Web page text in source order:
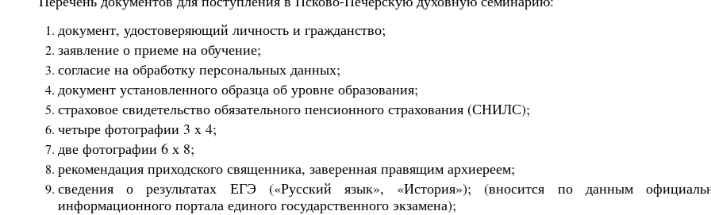
документ, удостоверяющий личность и гражданство;
заявление о приеме на обучение;
согласие на обработку персональных данных;
документ установленного образца об уровне образования;
страховое свидетельство обязательного пенсионного страхования (СНИЛС);
четыре фотографии 3 x 4;
две фотографии 6 х 8;
рекомендация приходского священника, заверенная правящим архиереем;
сведения о результатах ЕГЭ («Русский язык», «История»); (вносится по данным
информационного портала единого государственного экзамена);